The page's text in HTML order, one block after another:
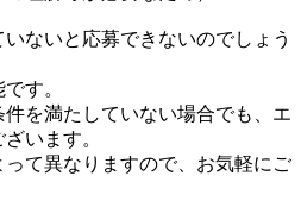
ないと応募できないのでしょう
す。
を満たしていない場合でも、エ
います。
て異なりますので、お気軽にご